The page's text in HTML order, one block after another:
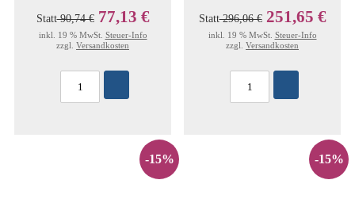
Statt90,74 € 77,13 €
inkl. 19 % MwSt. Steuer-Info
zzgl. Versandkosten
Statt296,06 € 251,65 €
inkl. 19 % MwSt. Steuer-Info
zzgl. Versandkosten
-15% -15%